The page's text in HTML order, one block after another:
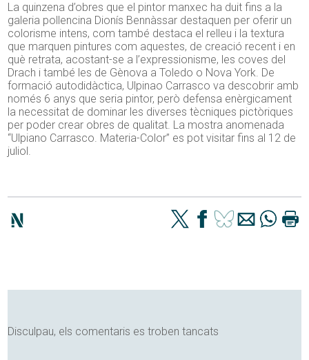
La quinzena d’obres que el pintor manxec ha duit fins a la
galeria pollencina Dionís Bennàssar destaquen per oferir un
colorisme intens, com també destaca el relleu i la textura
que marquen pintures com aquestes, de creació recent i en
què retrata, acostant-se a l’expressionisme, les coves del
Drach i també les de Gènova a Toledo o Nova York. De
formació autodidàctica, Ulpinao Carrasco va descobrir amb
només 6 anys que seria pintor, però defensa enèrgicament
la necessitat de dominar les diverses tècniques pictòriques
per poder crear obres de qualitat. La mostra anomenada
“Ulpiano Carrasco. Materia-Color” es pot visitar fins al 12 de
juliol.
Disculpau, els comentaris es troben tancats